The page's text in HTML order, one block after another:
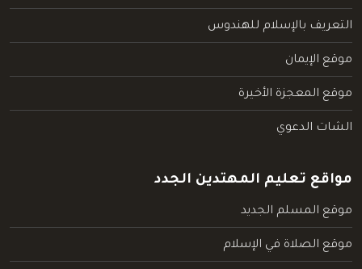
التعريف بالإسلام للهندوس
موقع الإيمان
موقع المعجزة الأخيرة
الشات الدعوي
مواقع تعليم المهتدين الجدد
موقع المسلم الجديد
موقع الصلاة في الإسلام